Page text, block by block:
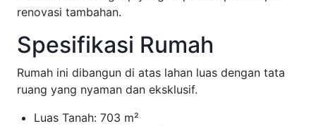
renovasi tambahan.
Spesifikasi Rumah
Rumah ini dibangun di atas lahan luas dengan tata
ruang yang nyaman dan eksklusif.
Luas Tanah: 703 m²